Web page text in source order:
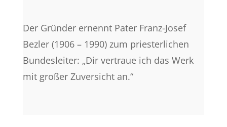
Der Gründer ernennt Pater Franz-Josef
Bezler (1906 – 1990) zum priesterlichen
Bundesleiter: „Dir vertraue ich das Werk
mit großer Zuversicht an.“